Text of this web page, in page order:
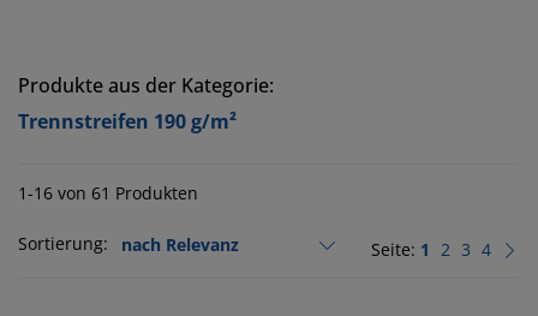
Produkte aus der Kategorie:
Trennstreifen 190 g/m²
1-16 von 61 Produkten
Sortierung: Seite: 1 2 3 4